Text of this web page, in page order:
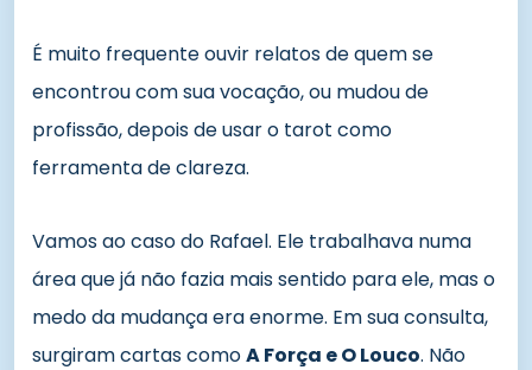
É muito frequente ouvir relatos de quem se
encontrou com sua vocação, ou mudou de
profissão, depois de usar o tarot como
ferramenta de clareza.
Vamos ao caso do Rafael. Ele trabalhava numa
área que já não fazia mais sentido para ele, mas o
medo da mudança era enorme. Em sua consulta,
surgiram cartas comoA Força e O Louco. Não